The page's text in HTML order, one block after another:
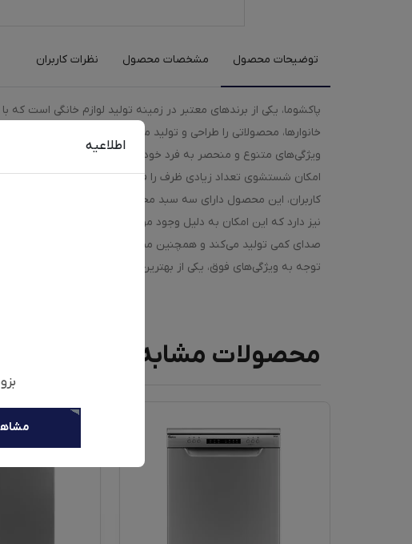
اطلاعیه
توضیحات محصول مشخصات محصول نظرات کاربران
پاکشوما، یکی از برندهای معتبر در زمینه تولید لوازم خانگی است
امکان شستشوی تعداد زیادی ظرف را فراهم می‌کند. این امر باعث
کاربران، این محصول دارای سه سبد مختلف برای قرار دادن
نیز دارد که این امکان به دلیل وجود مواد مضر و آلودگی‌های
توجه به ویژگی‌های فوق، یکی از بهترین گزینه‌ها برای خانوارهایی
محصولات مشابه